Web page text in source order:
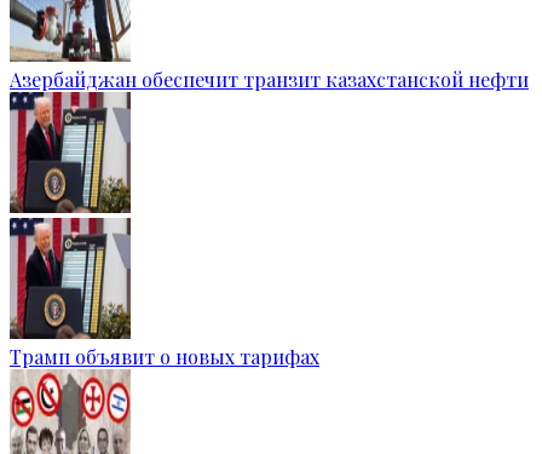
Азербайджан обеспечит транзит казахстанской нефти
Трамп объявит о новых тарифах